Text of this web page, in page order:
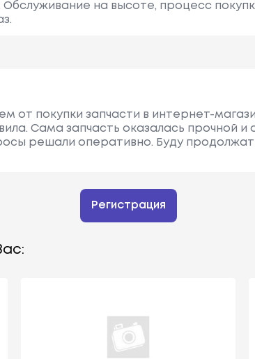
Обслуживание на высоте, процесс
от покупки запчасти в интернет-
Сама запчасть оказалась прочной и
решали оперативно. Буду
Регистрация